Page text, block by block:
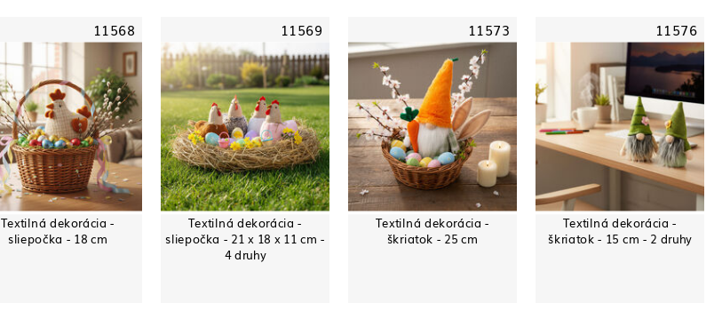
11568
Textilná dekorácia -
sliepočka - 18 cm
11569
Textilná dekorácia -
sliepočka - 21 x 18 x 11 cm -
4 druhy
11573
Textilná dekorácia -
škriatok - 25 cm
11576
Textilná dekorácia -
škriatok - 15 cm - 2 druhy